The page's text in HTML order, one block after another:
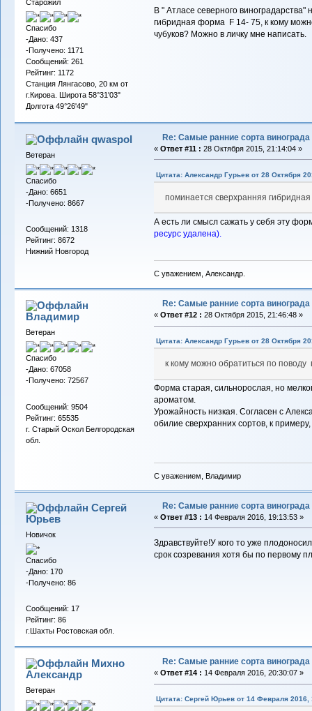
Старожил
Спасибо
-Дано: 437
-Получено: 1171
Сообщений: 261
Рейтинг: 1172
Станция Лянгасово, 20 км от
г.Кирова. Широта 58°31'03"
Долгота 49°26'49"
В " Атласе северного
гибридная форма F 14- 75, к кому
чубуков? Можно в личку мне написать.
qwaspol
Ветеран
Спасибо
-Дано: 6651
-Получено: 8667
Сообщений: 1318
Рейтинг: 8672
Нижний Новгород
Re: Самые ранние сорта винограда
« Ответ #11 : 28 Октября 2015, 21:14:04 »
Цитата: Александр Гурьев от 28 Октября
поминается сверхранняя
А есть ли смысл сажать у себя эту
ресурс удалена).
С уважением, Александр.
Владимиp
Ветеран
Спасибо
-Дано: 67058
-Получено: 72567
Сообщений: 9504
Рейтинг: 65535
г. Старый Оскол Белгородская
обл.
Re: Самые ранние сорта винограда
« Ответ #12 : 28 Октября 2015, 21:46:48 »
Цитата: Александр Гурьев от 28 Октября
к кому можно обратиться по поводу
Форма старая, сильнорослая, но
ароматом.
Урожайность низкая. Согласен с
обилие сверхранних сортов, к
С уважением, Владимир
Сергей
Юрьев
Новичок
Спасибо
-Дано: 170
-Получено: 86
Сообщений: 17
Рейтинг: 86
г.Шахты Ростовская обл.
Re: Самые ранние сорта винограда
« Ответ #13 : 14 Февраля 2016, 19:13:53 »
Здравствуйте!У кого то уже
срок созревания хотя бы по первому
Михно
Александр
Ветеран
Re: Самые ранние сорта винограда
« Ответ #14 : 14 Февраля 2016, 20:30:07 »
Цитата: Сергей Юрьев от 14 Февраля 2016,